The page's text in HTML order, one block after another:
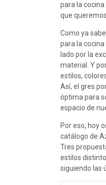
para la
que queremos.
Como ya
para la
lado por la
material. Y
estilos,
Así, el gres
óptima para
espacio de
Por eso, hoy
catálogo de
Tres
estilos
siguiendo las